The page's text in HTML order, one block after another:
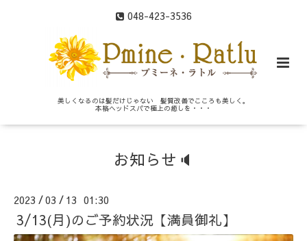
048-423-3536
美しくなるのは髪だけじゃない 髪質改善でこころも美しく。
本格ヘッドスパで極上の癒しを・・・
お知らせ🔈
2023 /03 / 13 01:30
3/13(月)のご予約状況【満員御礼】